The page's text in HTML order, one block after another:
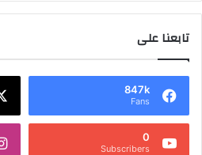
تابعنا على
847k
Fans
0
Subscribers